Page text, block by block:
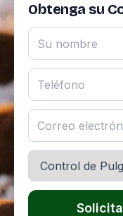
Obtenga su